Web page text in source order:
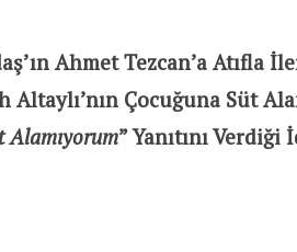
Ahmet Tezcan’a Atıfla
Altaylı’nın Çocuğuna Süt
Alamıyorum” Yanıtını Verdiği